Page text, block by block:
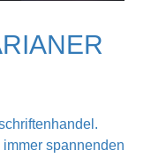
spannenden